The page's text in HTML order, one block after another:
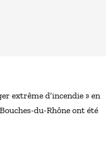
extrême d’incendie » en
du-Rhône ont été